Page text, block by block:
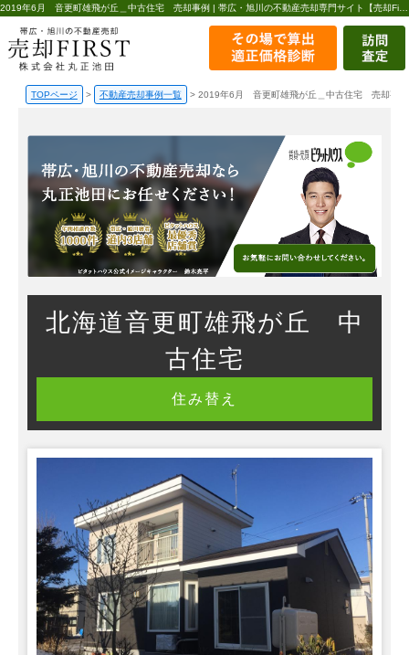
TOPページ > 不動産売却事例一覧 > 2019年6月 音更町雄飛が丘＿中古住宅 売却事例
北海道音更町雄飛が丘 中
古住宅
住み替え